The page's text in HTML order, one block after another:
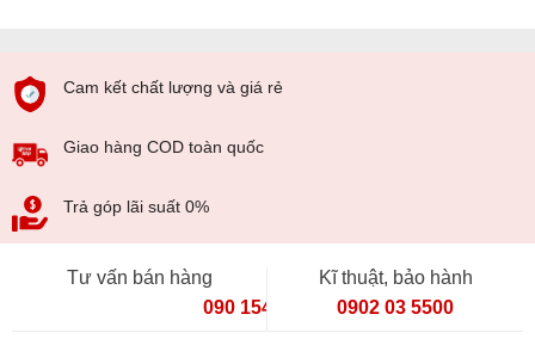
Cam kết chất lượng và giá rẻ
Giao hàng COD toàn quốc
Trả góp lãi suất 0%
Tư vấn bán hàng
090 154 8866
Kĩ thuật, bảo hành
0902 03 5500